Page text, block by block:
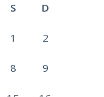
S D
1 2
8 9